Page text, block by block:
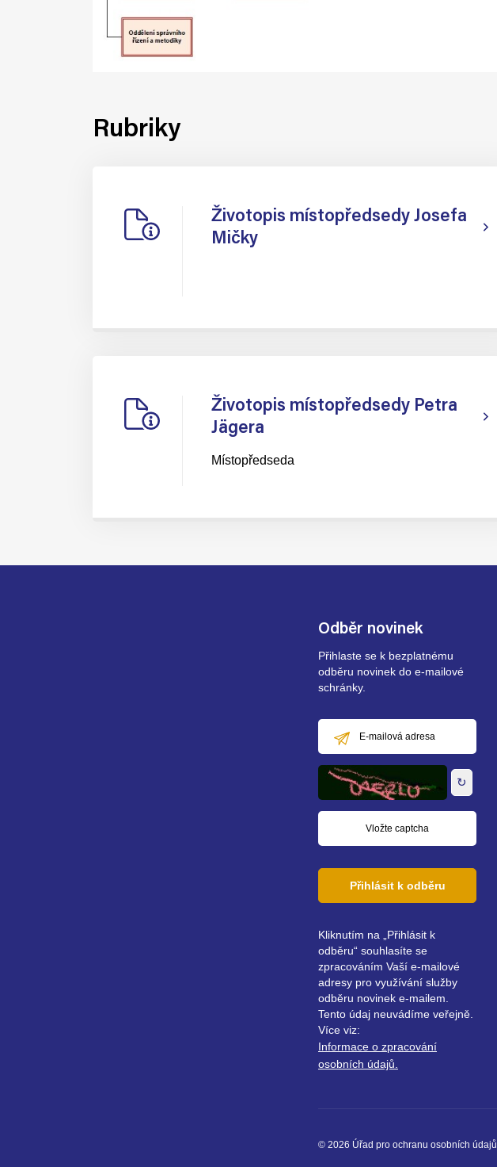
Rubriky
Životopis místopředsedy Josefa
Mičky
Životopis místopředsedy Petra
Jägera
Místopředseda
Odběr novinek
Přihlaste se k bezplatnému
odběru novinek do e-mailové
schránky.
mailová
adresa
↻
Přihlásit k odběru
Kliknutím na „Přihlásit k
odběru“ souhlasíte se
zpracováním Vaší e-mailové
adresy pro využívání služby
odběru novinek e-mailem.
Tento údaj neuvádíme veřejně.
Více viz:
Informace o zpracování
osobních údajů.
© 2026 Úřad pro ochranu osobních údajů